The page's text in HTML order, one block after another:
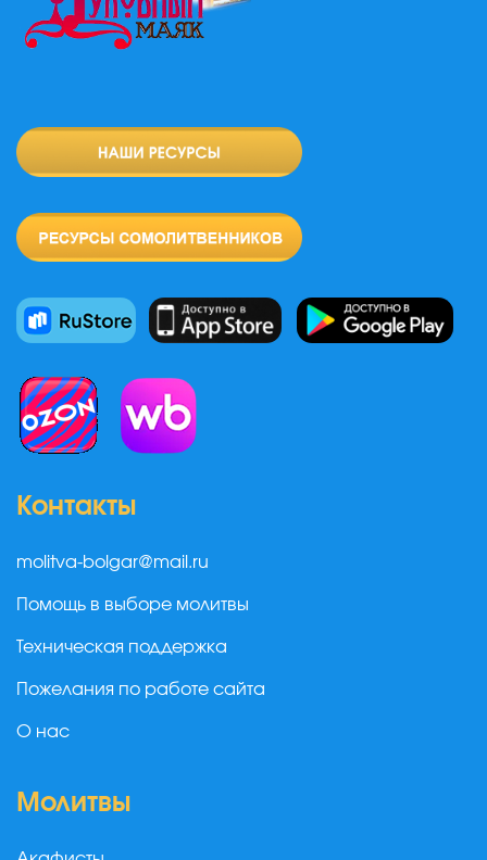
Контакты
molitva-bolgar@mail.ru
Помощь в выборе молитвы
Техническая поддержка
Пожелания по работе сайта
О нас
Молитвы